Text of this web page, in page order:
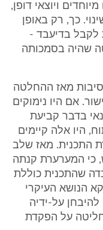
ויוצאי דופן,
כך, רק באופן
לקבל בדיעבד -
שהיה בסמכותה
מאז ההחלטה
אם היו נימוקים
בדבר קביעת
היו אלה קיימים
התכנית. מאז שלב
כי המערערת קנתה
שהתכנית כוללת
הנושא העיקרי
על-ידיה
על הפקדת